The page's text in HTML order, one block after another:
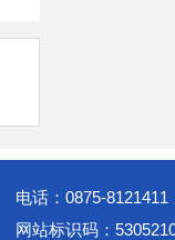
电话：0875-8121411
网站标识码：